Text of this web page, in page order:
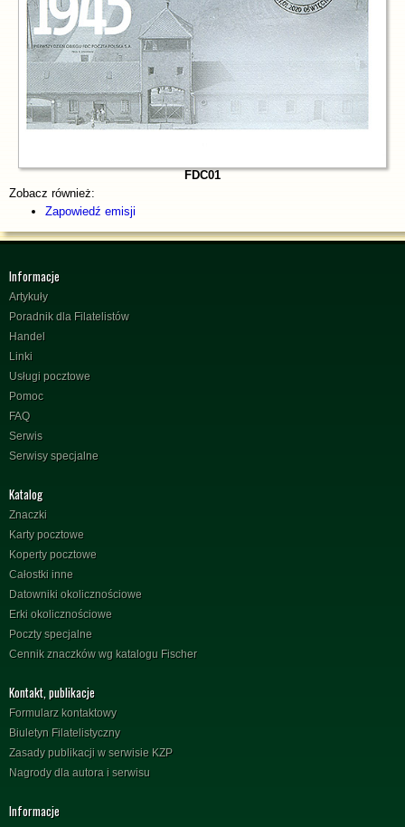
FDC01
Zobacz również:
Zapowiedź emisji
Informacje
Artykuły
Poradnik dla Filatelistów
Handel
Linki
Usługi pocztowe
Pomoc
FAQ
Serwis
Serwisy specjalne
Katalog
Znaczki
Karty pocztowe
Koperty pocztowe
Całostki inne
Datowniki okolicznościowe
Erki okolicznościowe
Poczty specjalne
Cennik znaczków wg katalogu Fischer
Kontakt, publikacje
Formularz kontaktowy
Biuletyn Filatelistyczny
Zasady publikacji w serwisie KZP
Nagrody dla autora i serwisu
Informacje